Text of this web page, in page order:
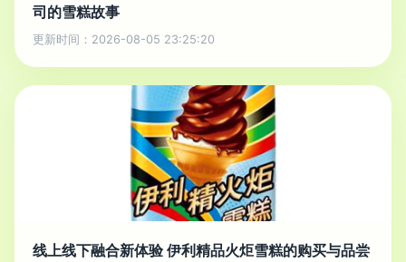
司的雪糕故事
更新时间：2026-08-05 23:25:20
线上线下融合新体验 伊利精品火炬雪糕的购买与品尝